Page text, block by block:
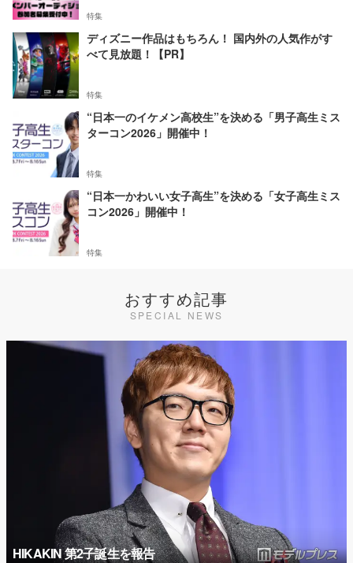
特集
ディズニー作品はもちろん！ 国内外の人気作がす
べて見放題！【PR】
特集
“日本一のイケメン高校生”を決める「男子高生ミス
ターコン2026」開催中！
特集
“日本一かわいい女子高生”を決める「女子高生ミス
コン2026」開催中！
特集
おすすめ記事
SPECIAL NEWS
HIKAKIN 第2子誕生を報告